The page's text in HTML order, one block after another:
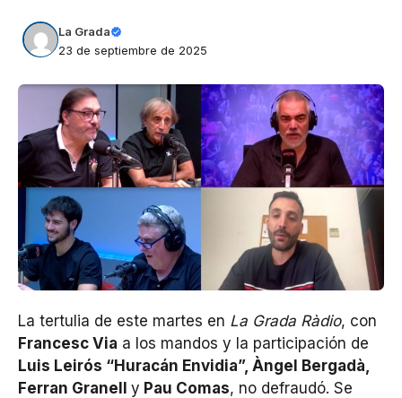
La Grada
23 de septiembre de 2025
La tertulia de este martes en La Grada Ràdio, con
Francesc Via a los mandos y la participación de
Luis Leirós “Huracán Envidia”, Àngel Bergadà,
Ferran Granell y Pau Comas, no defraudó. Se